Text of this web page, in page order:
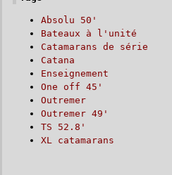
Absolu 50'
Bateaux à l'unité
Catamarans de série
Catana
Enseignement
One off 45'
Outremer
Outremer 49'
TS 52.8'
XL catamarans